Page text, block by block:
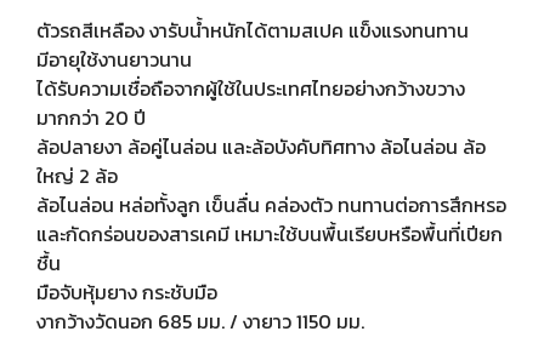
ตัวรถสีเหลือง งารับน้ำหนักได้ตามสเปค แข็งแรงทนทาน
มีอายุใช้งานยาวนาน
ได้รับความเชื่อถือจากผู้ใช้ในประเทศไทยอย่างกว้างขวาง
มากกว่า 20 ปี
ล้อปลายงา ล้อคู่ไนล่อน และล้อบังคับทิศทาง ล้อไนล่อน ล้อ
ใหญ่ 2 ล้อ
ล้อไนล่อน หล่อทั้งลูก เข็นลื่น คล่องตัว ทนทานต่อการสึกหรอ
และกัดกร่อนของสารเคมี เหมาะใช้บนพื้นเรียบหรือพื้นที่เปียก
ชื้น
มือจับหุ้มยาง กระชับมือ
งากว้างวัดนอก 685 มม. / งายาว 1150 มม.